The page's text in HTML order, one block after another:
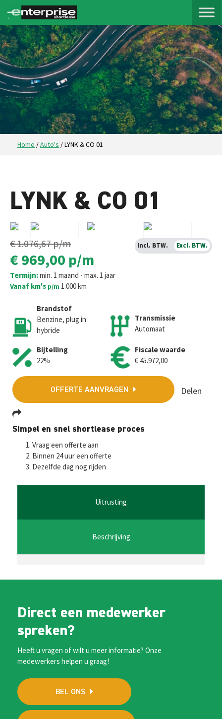
Home /Auto's /LYNK & CO 01
LYNK & CO 01
€ 1.076,67p/m
€ 969,00 p/m
Termijn:min. 1 maand - max. 1 jaar
Vanaf km's p/m 1.000 km
Brandstof
Benzine, plug in
hybride
Bijtelling
22%
Transmissie
Automaat
Fiscale waarde
€ 45.972,00
OFFERTE AANVRAGEN Delen
Fa
ce
b
o
o
T
wi
tt
er
E
m
ai
l
W
h
at
sA
p
p
M
se
ge
r
Simpel en snel shortlease proces
Vraag een offerte aan
Binnen 24 uur een offerte
Dezelfde dag nog rijden
Incl. BTW. Excl. BTW.
Uitrusting
Beschrijving
Direct een medewerker
spreken?
Heeft u vragen of wilt u meer informatie? Onze
medewerkers helpen u graag!
BEL ONS